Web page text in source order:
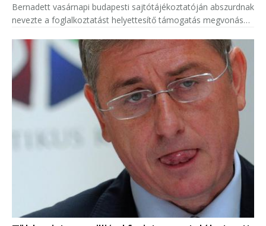
Bernadett vasárnapi budapesti sajtótájékoztatóján abszurdnak
nevezte a foglalkoztatást helyettesítő támogatás megvonását